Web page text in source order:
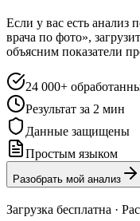
Если у вас есть анализ
врача по фото»,
объясним показатели
24 000+
Результат за 2 мин
Данные защищены
Простым языком
Разобрать мой анализ
Загрузка бесплатна ·